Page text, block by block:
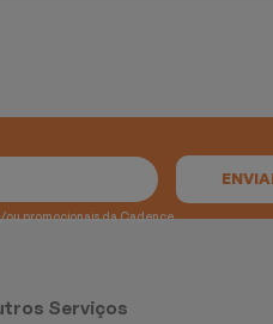
e gostaria de receber e-mails marketing e/ou promocionais da Cadence
Serviços